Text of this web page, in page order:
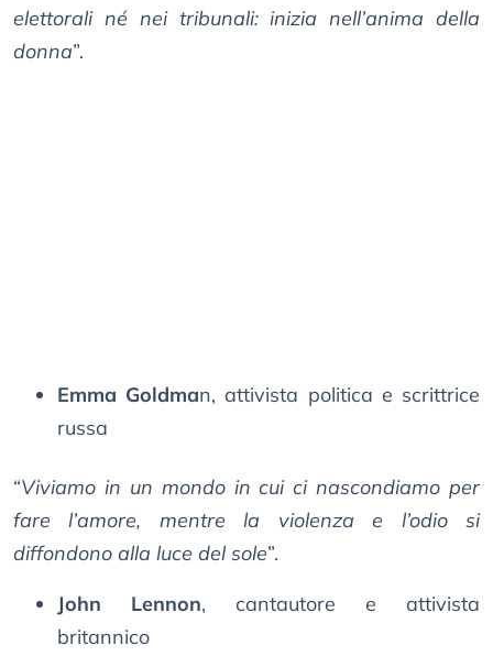
elettorali né nei tribunali: inizia nell’anima della
donna”.
Emma Goldman, attivista politica e scrittrice
russa
“Viviamo in un mondo in cui ci nascondiamo per
fare l’amore, mentre la violenza e l’odio si
diffondono alla luce del sole”.
John Lennon, cantautore e attivista
britannico